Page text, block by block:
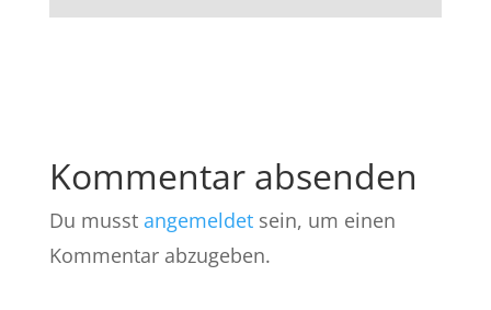
Kommentar absenden
Du musst angemeldetsein, um einen
Kommentar abzugeben.